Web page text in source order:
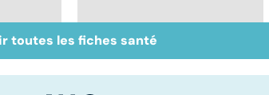
: le
Mediator® : le début
d'une enquête
toutes les fiches santé